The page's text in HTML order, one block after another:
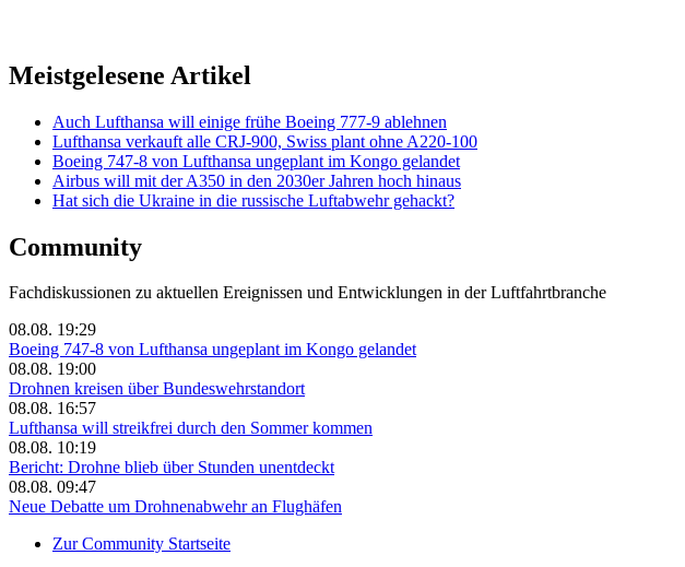
Meistgelesene Artikel
Auch Lufthansa will einige frühe Boeing 777-9 ablehnen
Lufthansa verkauft alle CRJ-900, Swiss plant ohne A220-100
Boeing 747-8 von Lufthansa ungeplant im Kongo gelandet
Airbus will mit der A350 in den 2030er Jahren hoch hinaus
Hat sich die Ukraine in die russische Luftabwehr gehackt?
Community
Fachdiskussionen zu aktuellen Ereignissen und Entwicklungen in der Luftfahrtbranche
08.08. 19:29
Boeing 747-8 von Lufthansa ungeplant im Kongo gelandet
08.08. 19:00
Drohnen kreisen über Bundeswehrstandort
08.08. 16:57
Lufthansa will streikfrei durch den Sommer kommen
08.08. 10:19
Bericht: Drohne blieb über Stunden unentdeckt
08.08. 09:47
Neue Debatte um Drohnenabwehr an Flughäfen
Zur Community Startseite